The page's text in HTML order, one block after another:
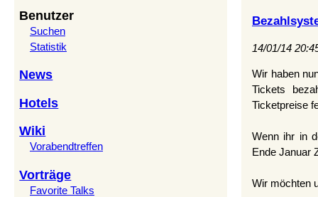
Benutzer
Suchen
Statistik
News
Hotels
Wiki
Vorabendtreffen
Vorträge
Favorite Talks
14/01/14
Wir haben
Tickets
Ticketpreise
Wenn ihr in
Ende Januar
Wir möchten